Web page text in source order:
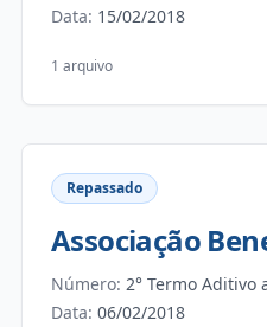
Data: 15/02/2018
1 arquivo
Repassado
Associação
Número: 2° Termo Aditivo
Data: 06/02/2018